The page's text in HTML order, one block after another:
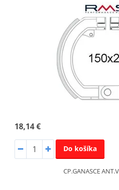
18,14 €
Do košíka
CP.GANASCE